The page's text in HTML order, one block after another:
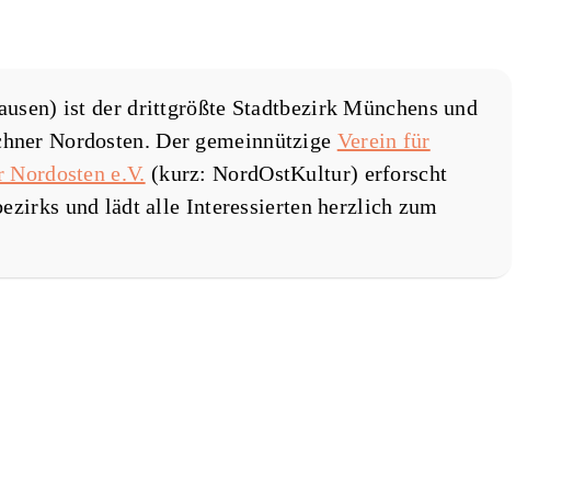
ist der drittgrößte Stadtbezirk Münchens und
Nordosten. Der gemeinnützige Verein für
e.V. (kurz: NordOstKultur) erforscht
und lädt alle Interessierten herzlich zum